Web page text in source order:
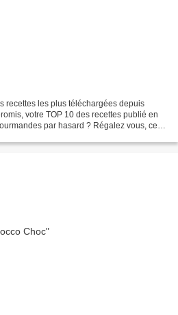
recettes les plus téléchargées depuis
votre TOP 10 des recettes publié en
par hasard ? Régalez vous, ce